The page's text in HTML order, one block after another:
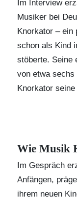
Im Interview
Musiker bei
Knorkator – ein
schon als Kind
stöberte. Seine
von etwa sechs
Knorkator
Wie Musik
Im Gespräch
Anfängen,
ihrem neuen